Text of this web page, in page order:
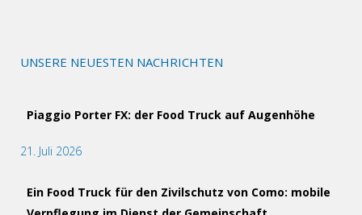
UNSERE NEUESTEN NACHRICHTEN
Piaggio Porter FX: der Food Truck auf Augenhöhe
21. Juli 2026
Ein Food Truck für den Zivilschutz von Como: mobile